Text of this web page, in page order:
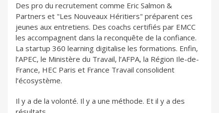
Des pro du recrutement comme Eric Salmon &
Partners et "Les Nouveaux Héritiers" préparent ces
jeunes aux entretiens. Des coachs certifiés par EMCC
les accompagnent dans la reconquête de la confiance.
La startup 360 learning digitalise les formations. Enfin,
l’APEC, le Ministère du Travail, l’AFPA, la Région Ile-de-
France, HEC Paris et France Travail consolident
l’écosystème.
Il y a de la volonté. Il y a une méthode. Et il y a des